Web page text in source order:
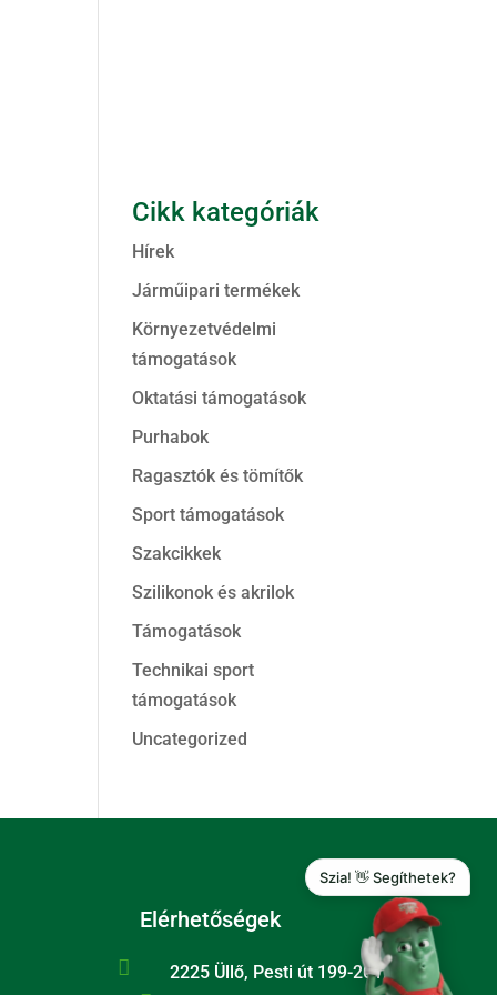
Cikk kategóriák
Hírek
Járműipari termékek
Környezetvédelmi
támogatások
Oktatási támogatások
Purhabok
Ragasztók és tömítők
Sport támogatások
Szakcikkek
Szilikonok és akrilok
Támogatások
Technikai sport
támogatások
Uncategorized
Elérhetőségek
 2225 Üllő, Pesti út 199-201.
Szia! 👋 Segíthetek?